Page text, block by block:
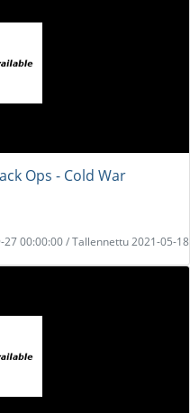
Ops - Cold War
27 00:00:00 / Tallennettu 2021-05-18